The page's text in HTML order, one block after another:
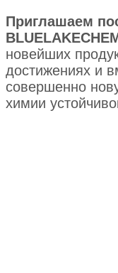
Приглашаем
новейших
достижениях и
совершенно
химии